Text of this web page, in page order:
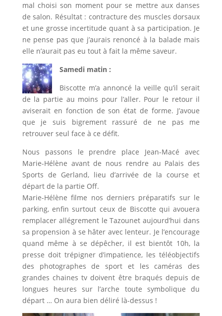
mal choisi son moment pour se mettre aux danses
de salon. Résultat : contracture des muscles dorsaux
et une grosse incertitude quant à sa participation. Je
ne pense pas que j’aurais renoncé à la balade mais
elle n’aurait pas eu tout à fait la même saveur.
Samedi matin :
Biscotte m’a annoncé la veille qu’il serait
de la partie au moins pour l’aller. Pour le retour il
aviserait en fonction de son état de forme. J’avoue
que je suis bigrement rassuré de ne pas me
retrouver seul face à ce défit.
Nous passons le prendre place Jean-Macé avec
Marie-Hélène avant de nous rendre au Palais des
Sports de Gerland, lieu d’arrivée de la course et
départ de la partie Off.
Marie-Hélène filme nos derniers préparatifs sur le
parking, enfin surtout ceux de Biscotte qui avouera
remplacer allégrement le Tazounet aujourd’hui dans
sa propension à se hâter avec lenteur. Je l’encourage
quand même à se dépêcher, il est bientôt 10h, la
presse doit trépigner d’impatience, les téléobjectifs
des photographes de sport et les caméras des
grandes chaines tv doivent être braqués depuis de
longues heures sur l’arche toute symbolique du
départ … On aura bien déliré là-dessus !